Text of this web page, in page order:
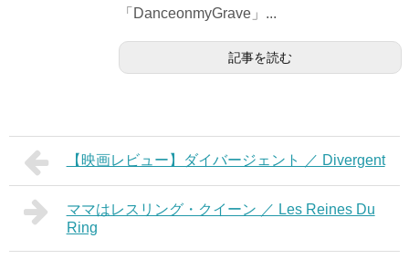
「DanceonmyGrave」...
記事を読む
【映画レビュー】ダイバージェント ／ Divergent
ママはレスリング・クイーン ／ Les Reines Du
Ring